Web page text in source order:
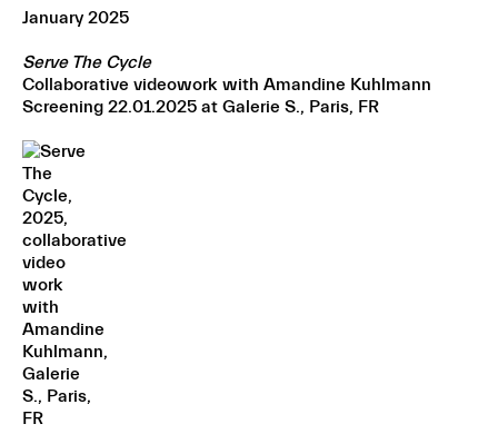
January 2025
Serve The Cycle
Collaborative videowork with Amandine Kuhlmann
Screening 22.01.2025 at Galerie S., Paris, FR